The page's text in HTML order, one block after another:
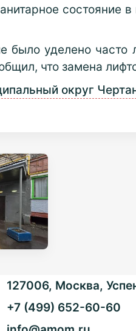
состояние
было уделено
что замена
округ
127006, Москва,
+7 (499) 652-60-60